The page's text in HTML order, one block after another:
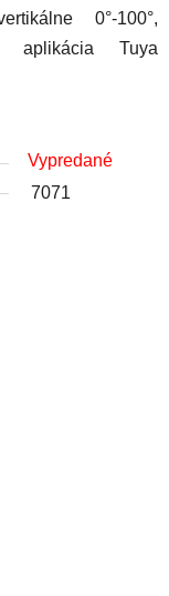
0°-100°,
aplikácia Tuya
Vypredané
7071